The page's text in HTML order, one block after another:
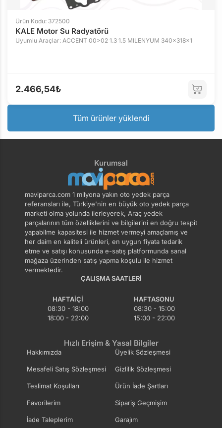
Ürün Kodu: 372500
KALE Motor Su Radyatörü
Uyumlu Araçlar: ACCENT 00>02 1.3 1.5 MILENYUM 340x318x1
2.466,54₺
Tüm ürünler yüklendi
Kurumsal
maviparca.com 1 milyona yakın oto yedek parça
referansları ile, Türkiye'nin en büyük oto yedek parça
marketi olma yolunda ilerleyerek, Araç yedek
parçalarının tüm özelliklerini ve bilgilerini en doğru tespit
yapabilme kapasitesi ile hizmet vermeyi amaçlamış ve
her daim en kaliteli ürünleri, en uygun fiyata tedarik
etme ve satışı konusunda e-satış platformunda sanal
mağaza üzerinden satış yapma koşulu ile hizmet
vermektedir.
ÇALIŞMA SAATLERI
HAFTAIÇI
08:30 - 18:00
18:00 - 22:00
HAFTASONU
08:30 - 15:00
15:00 - 22:00
Hızlı Erişim & Yasal Bilgiler
Hakkımızda Üyelik Sözleşmesi
Mesafeli Satış Sözleşmesi Gizlilik Sözleşmesi
Teslimat Koşulları Ürün İade Şartları
Favorilerim Sipariş Geçmişim
İade Taleplerim Garajım